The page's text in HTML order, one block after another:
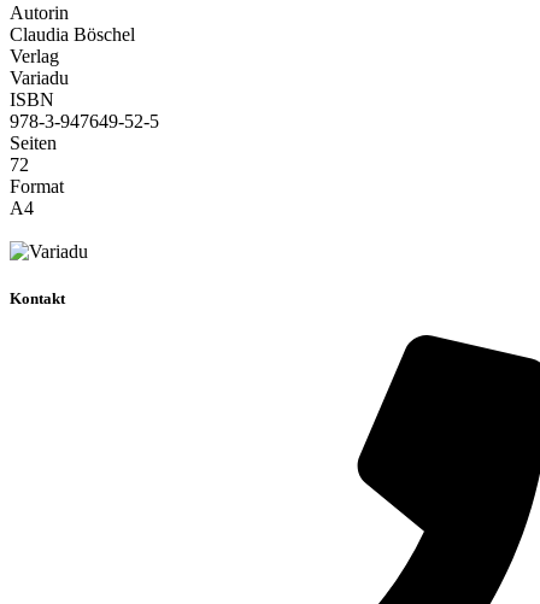
Autorin
Claudia Böschel
Verlag
Variadu
ISBN
978-3-947649-52-5
Seiten
72
Format
A4
Kontakt